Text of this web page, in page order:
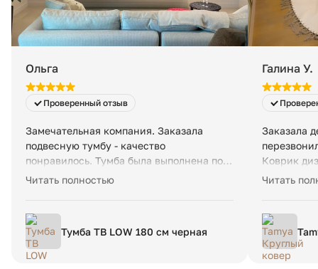
стоимость — 200 ₽ в сутки за заказ, даже если товар
занимает менее 1 м³.
Ольга
Проверенный отзыв
Замечательная компания. Заказала
подвесную тумбу - качество
понравилось. Тумба была выполнена под
заказ и даже раньше оговоренного
Читать полностью
Тумба ТВ LOW 180 см черная
Галина У.
Заказала
Коврик
качества.
отвечают
Читать